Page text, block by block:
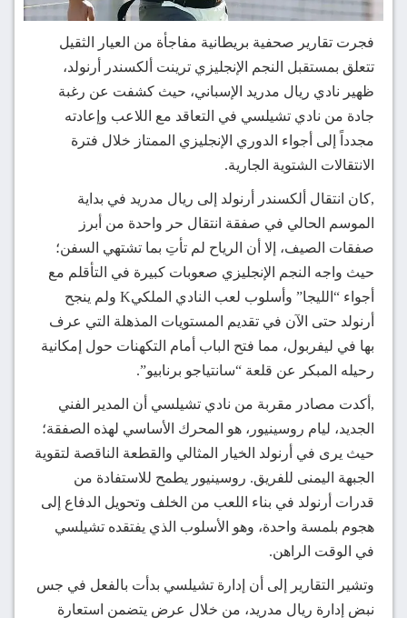
فجرت تقارير صحفية بريطانية مفاجأة من العيار الثقيل
تتعلق بمستقبل النجم الإنجليزي ترينت ألكسندر أرنولد،
ظهير نادي ريال مدريد الإسباني، حيث كشفت عن رغبة
جادة من نادي تشيلسي في التعاقد مع اللاعب وإعادته
مجدداً إلى أجواء الدوري الإنجليزي الممتاز خلال فترة
الانتقالات الشتوية الجارية.
,كان انتقال ألكسندر أرنولد إلى ريال مدريد في بداية
الموسم الحالي في صفقة انتقال حر واحدة من أبرز
صفقات الصيف، إلا أن الرياح لم تأتِ بما تشتهي السفن؛
حيث واجه النجم الإنجليزي صعوبات كبيرة في التأقلم مع
أجواء “الليجا” وأسلوب لعب النادي الملكيK ولم ينجح
أرنولد حتى الآن في تقديم المستويات المذهلة التي عرف
بها في ليفربول، مما فتح الباب أمام التكهنات حول إمكانية
رحيله المبكر عن قلعة “سانتياجو برنابيو”.
,أكدت مصادر مقربة من نادي تشيلسي أن المدير الفني
الجديد، ليام روسينيور، هو المحرك الأساسي لهذه الصفقة؛
حيث يرى في أرنولد الخيار المثالي والقطعة الناقصة لتقوية
الجبهة اليمنى للفريق. روسينيور يطمح للاستفادة من
قدرات أرنولد في بناء اللعب من الخلف وتحويل الدفاع إلى
هجوم بلمسة واحدة، وهو الأسلوب الذي يفتقده تشيلسي
في الوقت الراهن.
وتشير التقارير إلى أن إدارة تشيلسي بدأت بالفعل في جس
نبض إدارة ريال مدريد، من خلال عرض يتضمن استعارة